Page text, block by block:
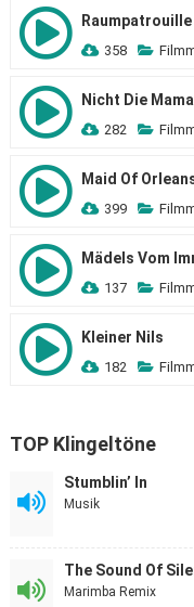
358
Nicht Die Mama
282
Maid Of
399
Mädels Vom
137
Kleiner Nils
182
TOP Klingeltöne
Stumblin’ In
Musik
The Sound Of
Marimba Remix